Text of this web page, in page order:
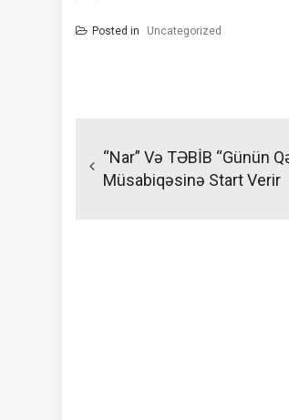
Posted in Uncategorized
“Nar” Və TƏBİB “Günün
Müsabiqəsinə Start Verir